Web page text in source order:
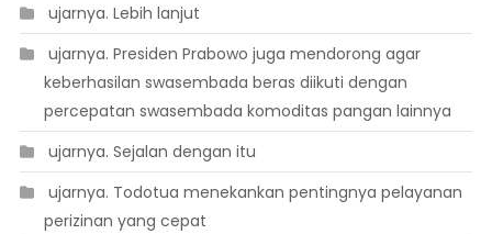
 ujarnya. Lebih lanjut
 ujarnya. Presiden Prabowo juga mendorong agar
keberhasilan swasembada beras diikuti dengan
percepatan swasembada komoditas pangan lainnya
 ujarnya. Sejalan dengan itu
 ujarnya. Todotua menekankan pentingnya pelayanan
perizinan yang cepat